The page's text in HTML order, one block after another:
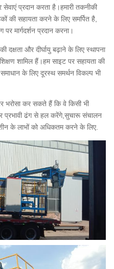
प्रदान करता है।हमारी तकनीकी
की सहायता करने के लिए समर्पित है,
मार्गदर्शन प्रदान करना।
और दीर्घायु बढ़ाने के लिए स्थापना
शामिल हैं।हम साइट पर सहायता की
के लिए दूरस्थ समर्थन विकल्प भी
भरोसा कर सकते हैं कि वे किसी भी
प्रभावी ढंग से हल करेंगे,सुचारू संचालन
के लाभों को अधिकतम करने के लिए.